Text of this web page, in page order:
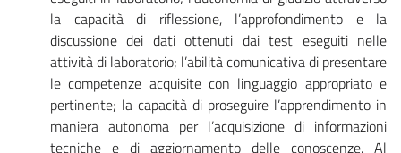
la capacità di riflessione, l’approfondimento e la
discussione dei dati ottenuti dai test eseguiti nelle
attività di laboratorio; l’abilità comunicativa di presentare
le competenze acquisite con linguaggio appropriato e
pertinente; la capacità di proseguire l’apprendimento in
maniera autonoma per l’acquisizione di informazioni
tecniche e di aggiornamento delle conoscenze. Al